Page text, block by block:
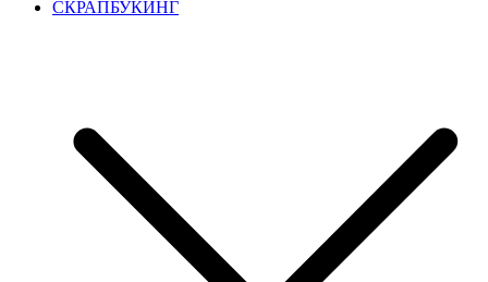
СКРАПБУКИНГ